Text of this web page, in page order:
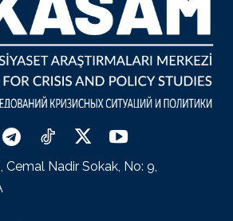
Cemal Nadir Sokak, No: 9,